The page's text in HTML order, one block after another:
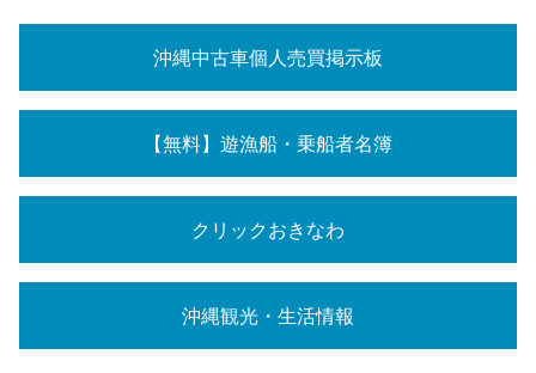
沖縄中古車個人売買掲示板
【無料】遊漁船・乗船者名簿
クリックおきなわ
沖縄観光・生活情報